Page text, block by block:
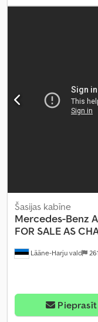
veids:mehānisks,
sistēma), centrālā
Lääne-Harju vald
Šasijas kabīne
Mercedes-Benz
FOR SALE AS
Pieprasīt